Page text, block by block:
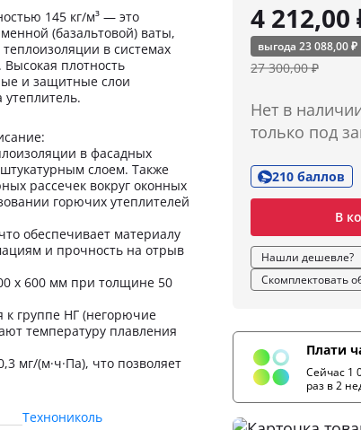
145 кг/м³ — это
(базальтовой) ваты,
в системах
плотность
и защитные слои
утеплитель.
в фасадных
слоем. Также
рассечек вокруг оконных
горючих утеплителей
обеспечивает материалу
и прочность на отрыв
х 600 мм при толщине 50
к группе НГ (негорючие
температуру плавления
мг/(м·ч·Па), что позволяет
Технониколь
4 212,00
выгода 23 088,00 ₽
27 300,00 ₽
Нет в
только под
210 баллов
В
Нашли дешевле?
Плати
Сейчас 1
раз в 2